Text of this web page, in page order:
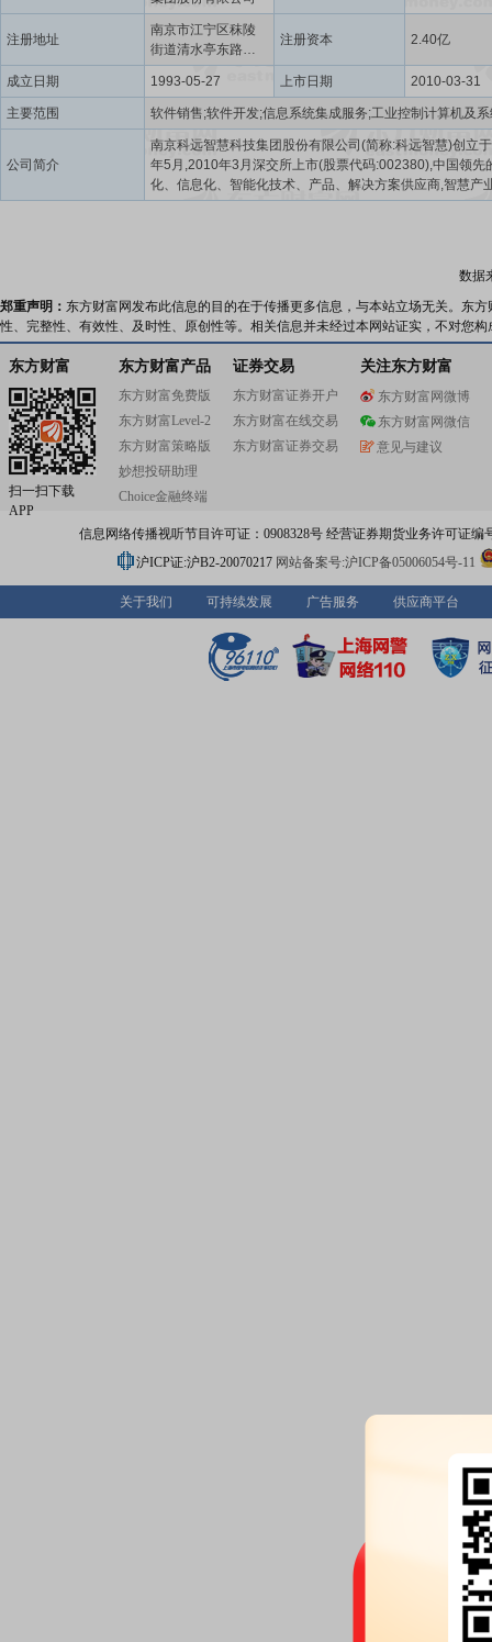
注册地址
南京市江宁区秣陵
街道清水亭东路
1266号
注册资本 2.40亿
成立日期 1993-05-27 上市日期 2010-03-31
主要范围
公司简介
南京科远智慧科技集团股份有限公司(简称:科远智慧)创立
年5月,2010年3月深交所上市(股票代码:002380),中国领先
化、信息化、智能化技术、产品、解决方案供应商,智慧产
引领者。围绕“3060”碳达峰、碳中和目标,业务涉及“智慧工
数据
郑重声明： 东方财富网发布此信息的目的在于传播更多信息，与本站立场无关。东
性、完整性、有效性、及时性、原创性等。相关信息并未经过本网站证实，不对您
东方财富
扫一扫下载
APP
东方财富产品
东方财富免费版
东方财富Level-2
东方财富策略版
妙想投研助理
Choice金融终端
证券交易
东方财富证券开户
东方财富在线交易
东方财富证券交易
关注东方财富
东方财富网微博
东方财富网微信
意见与建议
信息网络传播视听节目许可证：0908328号 经营证券期货业务许可证编
沪ICP证:沪B2-20070217 网站备案号:沪ICP备05006054号-11
关于我们 可持续发展 广告服务 供应商平台